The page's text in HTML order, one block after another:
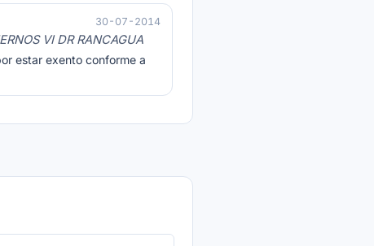
30-07-2014
VI DR RANCAGUA
estar exento conforme a